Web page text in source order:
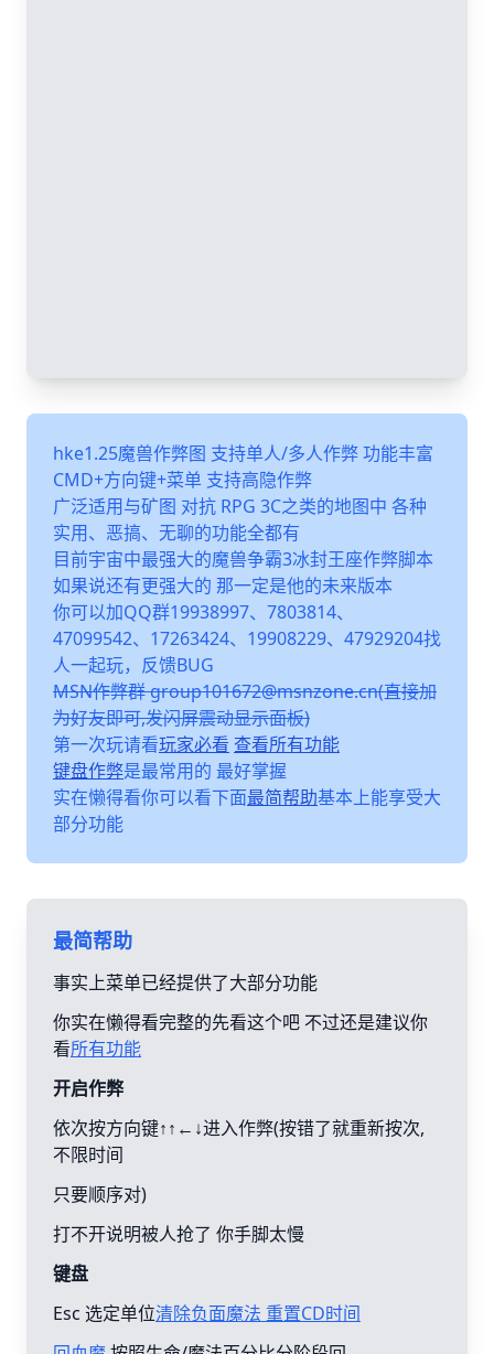
hke1.25魔兽作弊图 支持单人/多人作弊 功能丰富
CMD+方向键+菜单 支持高隐作弊
广泛适用与矿图 对抗 RPG 3C之类的地图中 各种
实用、恶搞、无聊的功能全都有
目前宇宙中最强大的魔兽争霸3冰封王座作弊脚本
如果说还有更强大的 那一定是他的未来版本
你可以加QQ群19938997、7803814、
47099542、17263424、19908229、47929204找
人一起玩，反馈BUG
MSN作弊群 group101672@msnzone.cn(直接加
为好友即可,发闪屏震动显示面板)
第一次玩请看玩家必看 查看所有功能
键盘作弊是最常用的 最好掌握
实在懒得看你可以看下面最简帮助基本上能享受大
部分功能
最简帮助
事实上菜单已经提供了大部分功能
你实在懒得看完整的先看这个吧 不过还是建议你
看所有功能
开启作弊
依次按方向键↑↑←↓进入作弊(按错了就重新按次,
不限时间
只要顺序对)
打不开说明被人抢了 你手脚太慢
键盘
Esc 选定单位清除负面魔法 重置CD时间